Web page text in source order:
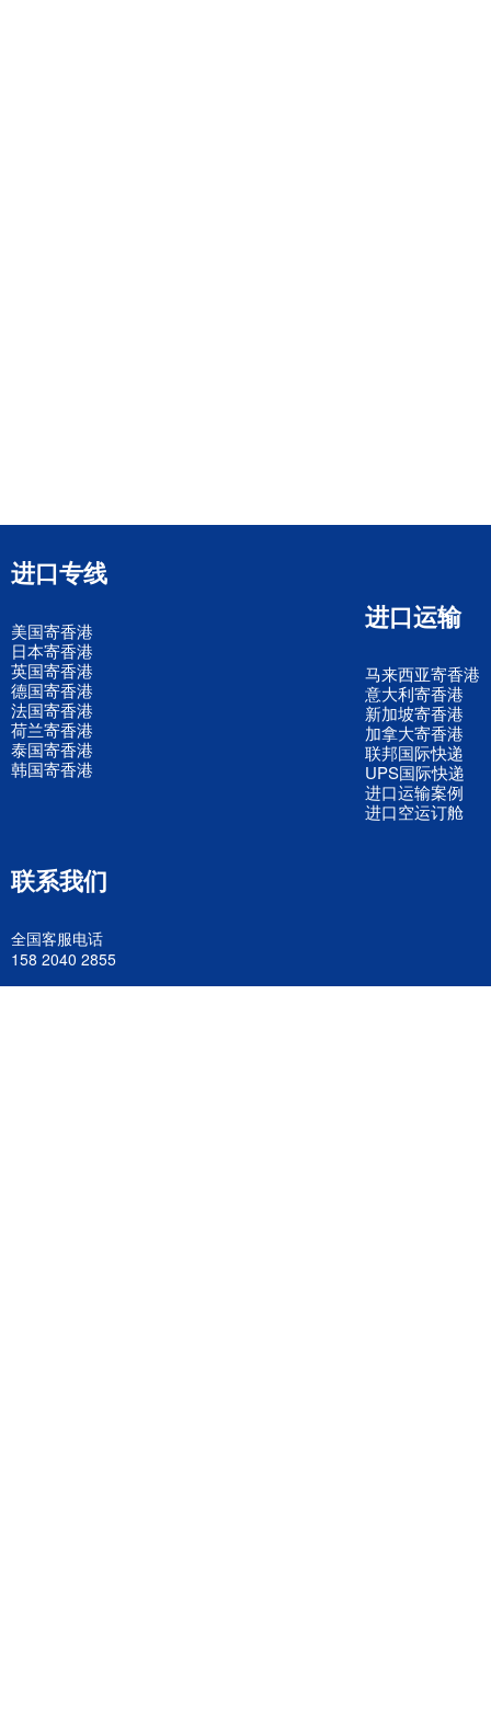
进口专线
美国寄香港
日本寄香港
英国寄香港
德国寄香港
法国寄香港
荷兰寄香港
泰国寄香港
韩国寄香港
进口运输
马来西亚寄香港
意大利寄香港
新加坡寄香港
加拿大寄香港
联邦国际快递
UPS国际快递
进口运输案例
进口空运订舱
联系我们
全国客服电话
158 2040 2855